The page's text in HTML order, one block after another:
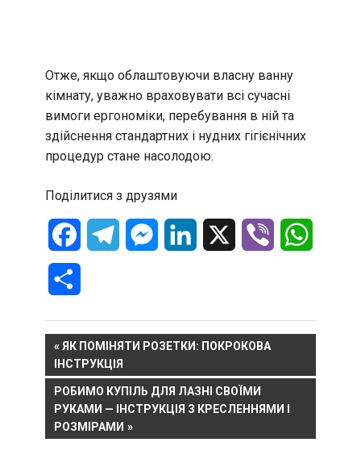
Отже, якщо облаштовуючи власну ванну
кімнату, уважно враховувати всі сучасні
вимоги ергономіки, перебування в ній та
здійснення стандартних і нудних гігієнічних
процедур стане насолодою.
Поділитися з друзями
FacebookTelegramMessenger
LinkedIn Viber
Навигация
по
записям
PREVIOUS
POST:
ЯК ПОМІНЯТИ РОЗЕТКИ: ПОКРОКОВА
ІНСТРУКЦІЯ
NEXT
POST:
РОБИМО КУПІЛЬ ДЛЯ ЛАЗНІ СВОЇМИ
РУКАМИ — ІНСТРУКЦІЯ З КРЕСЛЕННЯМИ І
РОЗМІРАМИ